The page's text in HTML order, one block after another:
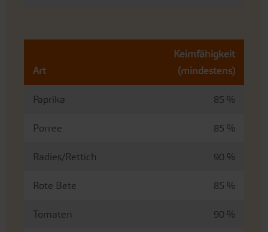
Art
Keimfähigkeit
(mindestens)
Paprika 85 %
Porree 85 %
Radies/Rettich 90 %
Rote Bete 85 %
Tomaten 90 %